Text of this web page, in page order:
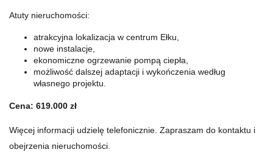
Atuty nieruchomości:
atrakcyjna lokalizacja w centrum Ełku,
nowe instalacje,
ekonomiczne ogrzewanie pompą ciepła,
możliwość dalszej adaptacji i wykończenia według
własnego projektu.
Cena: 619.000 zł
Więcej informacji udzielę telefonicznie. Zapraszam do kontaktu i
obejrzenia nieruchomości.